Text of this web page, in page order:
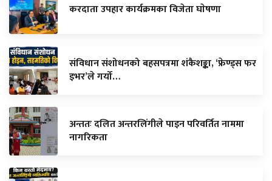
करदाता उपहार कार्यक्रमका विजेता घाेषणा
संविधान संशोधनको बहसपत्रमा शंकैशङ्का, ‘फ्रेण्ड्स फर
इभर’ले गर्यो…
अन्ततः दलित अन्तरलिंगीले पाइन परिवर्तित नाममा
नागरिकता